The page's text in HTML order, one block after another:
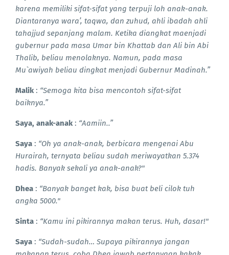
karena memiliki sifat-sifat yang terpuji loh anak-anak.
Diantaranya wara’, taqwa, dan zuhud, ahli ibadah ahli
tahajjud sepanjang malam. Ketika diangkat maenjadi
gubernur pada masa Umar bin Khattab dan Ali bin Abi
Thalib, beliau menolaknya. Namun, pada masa
Mu`awiyah beliau dingkat menjadi Gubernur Madinah.”
Malik: “Semoga kita bisa mencontoh sifat-sifat
baiknya.”
Saya, anak-anak: “Aamiin..”
Saya : “Oh ya anak-anak, berbicara mengenai Abu
Hurairah, ternyata beliau sudah meriwayatkan 5.374
hadis. Banyak sekali ya anak-anak?"
Dhea : “Banyak banget kak, bisa buat beli cilok tuh
angka 5000."
Sinta : “Kamu ini pikirannya makan terus. Huh, dasar!"
Saya : “Sudah-sudah… Supaya pikirannya jangan